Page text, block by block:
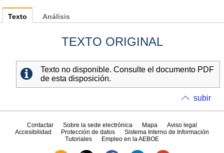
Texto
TEXTO ORIGINAL
Texto no disponible. Consulte el documento PDF
de esta disposición.
Análisis
subir
Contactar Sobre la sede electrónica Mapa
Aviso legal
Accesibilidad
Protección de datos
Sistema Interno de Información
Tutoriales
Empleo en la AEBOE